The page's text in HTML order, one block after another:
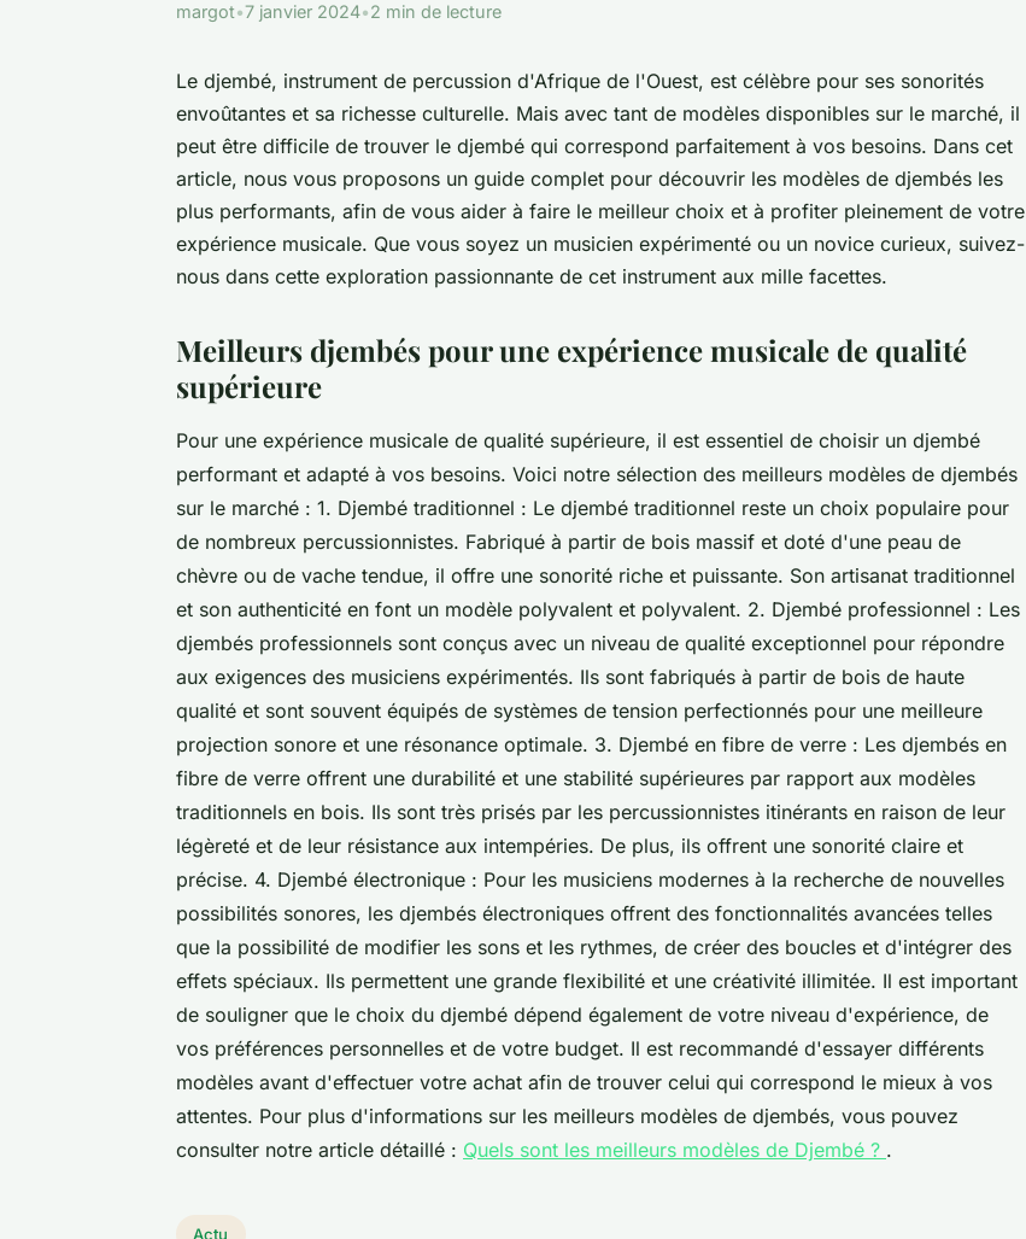
margot•7 janvier 2024•2 min de lecture
Le djembé, instrument de percussion d'Afrique de l'Ouest, est célèbre pour ses sonorités
envoûtantes et sa richesse culturelle. Mais avec tant de modèles disponibles sur le marché, il
peut être difficile de trouver le djembé qui correspond parfaitement à vos besoins. Dans cet
article, nous vous proposons un guide complet pour découvrir les modèles de djembés les
plus performants, afin de vous aider à faire le meilleur choix et à profiter pleinement de votre
expérience musicale. Que vous soyez un musicien expérimenté ou un novice curieux, suivez-
nous dans cette exploration passionnante de cet instrument aux mille facettes.
Meilleurs djembés pour une expérience musicale de qualité
supérieure
Pour une expérience musicale de qualité supérieure, il est essentiel de choisir un djembé
performant et adapté à vos besoins. Voici notre sélection des meilleurs modèles de djembés
sur le marché : 1. Djembé traditionnel : Le djembé traditionnel reste un choix populaire pour
de nombreux percussionnistes. Fabriqué à partir de bois massif et doté d'une peau de
chèvre ou de vache tendue, il offre une sonorité riche et puissante. Son artisanat traditionnel
et son authenticité en font un modèle polyvalent et polyvalent. 2. Djembé professionnel : Les
djembés professionnels sont conçus avec un niveau de qualité exceptionnel pour répondre
aux exigences des musiciens expérimentés. Ils sont fabriqués à partir de bois de haute
qualité et sont souvent équipés de systèmes de tension perfectionnés pour une meilleure
projection sonore et une résonance optimale. 3. Djembé en fibre de verre : Les djembés en
fibre de verre offrent une durabilité et une stabilité supérieures par rapport aux modèles
traditionnels en bois. Ils sont très prisés par les percussionnistes itinérants en raison de leur
légèreté et de leur résistance aux intempéries. De plus, ils offrent une sonorité claire et
précise. 4. Djembé électronique : Pour les musiciens modernes à la recherche de nouvelles
possibilités sonores, les djembés électroniques offrent des fonctionnalités avancées telles
que la possibilité de modifier les sons et les rythmes, de créer des boucles et d'intégrer des
effets spéciaux. Ils permettent une grande flexibilité et une créativité illimitée. Il est important
de souligner que le choix du djembé dépend également de votre niveau d'expérience, de
vos préférences personnelles et de votre budget. Il est recommandé d'essayer différents
modèles avant d'effectuer votre achat afin de trouver celui qui correspond le mieux à vos
attentes. Pour plus d'informations sur les meilleurs modèles de djembés, vous pouvez
consulter notre article détaillé : Quels sont les meilleurs modèles de Djembé ? .
Actu